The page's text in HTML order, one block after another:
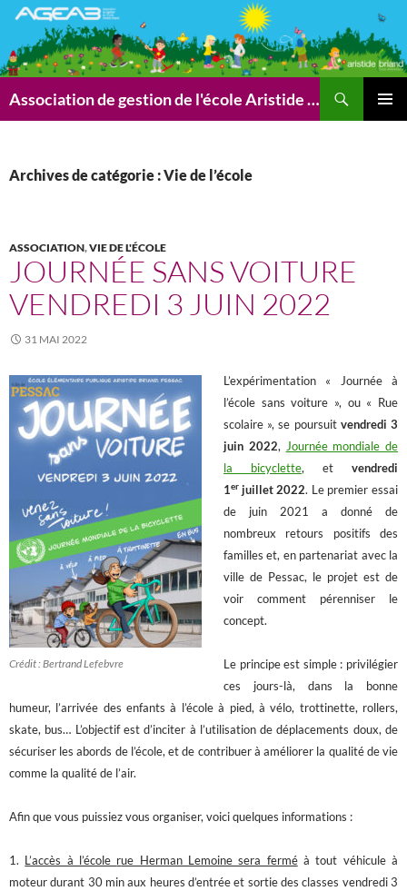
Aller
contenu
Association de gestion de l'école Aristide Briand (AGEAB)
Archives de catégorie : Vie de l’école
ASSOCIATION,VIE DE L'ÉCOLE
JOURNÉE SANS VOITURE
VENDREDI 3 JUIN 2022
31 MAI 2022
Crédit : Bertrand Lefebvre
L’expérimentation « Journée à
l’école sans voiture », ou « Rue
scolaire », se poursuit vendredi 3
juin 2022, Journée mondiale de
la bicyclette, et vendredi
1er juillet 2022. Le premier essai
de juin 2021 a donné de
nombreux retours positifs des
familles et, en partenariat avec la
ville de Pessac, le projet est de
voir comment pérenniser le
concept.
Le principe est simple : privilégier
ces jours-là, dans la bonne
humeur, l’arrivée des enfants à l’école à pied, à vélo, trottinette, rollers,
skate, bus… L’objectif est d’inciter à l’utilisation de déplacements doux, de
sécuriser les abords de l’école, et de contribuer à améliorer la qualité de vie
comme la qualité de l’air.
Afin que vous puissiez vous organiser, voici quelques informations :
1. L’accès à l’école rue Herman Lemoine sera ferméà tout véhicule à
moteur durant 30 min aux heures d’entrée et sortie des classes vendredi 3